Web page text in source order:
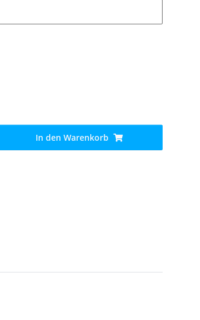
In den Warenkorb